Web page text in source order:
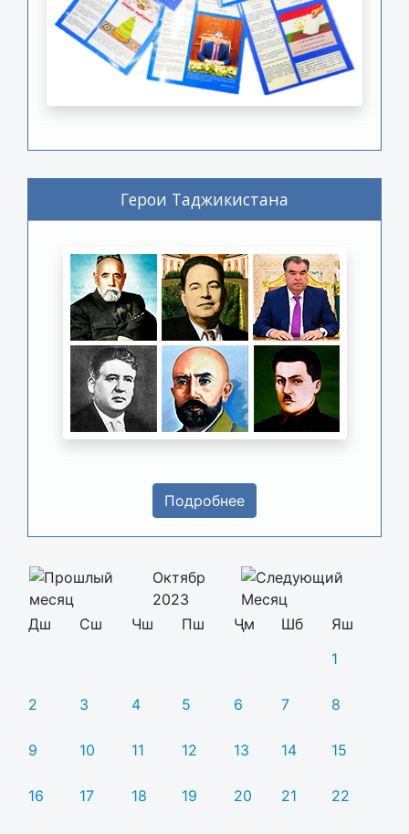
Герои Таджикистана
Подробнее
Октябр
2023
Дш
Сш Чш Пш Ҷм Шб
Яш
1
2 3 4 5 6 7 8
9 10 11 12 13 14 15
16 17 18 19 20 21 22